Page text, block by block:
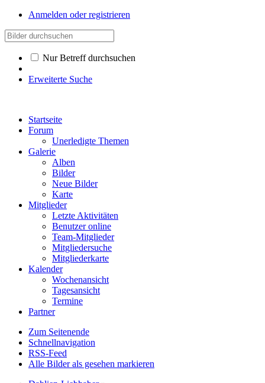
Anmelden oder registrieren
Nur Betreff durchsuchen
Erweiterte Suche
Startseite
Forum
Unerledigte Themen
Galerie
Alben
Bilder
Neue Bilder
Karte
Mitglieder
Letzte Aktivitäten
Benutzer online
Team-Mitglieder
Mitgliedersuche
Mitgliederkarte
Kalender
Wochenansicht
Tagesansicht
Termine
Partner
Zum Seitenende
Schnellnavigation
RSS-Feed
Alle Bilder als gesehen markieren